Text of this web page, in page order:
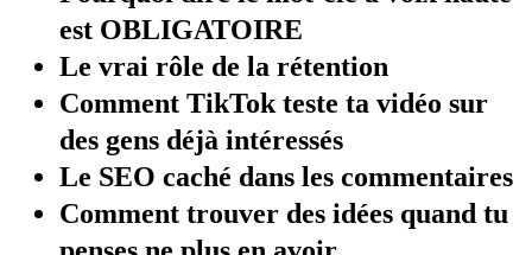
est OBLIGATOIRE
Le vrai rôle de la rétention
Comment TikTok teste ta vidéo sur
des gens déjà intéressés
Le SEO caché dans les commentaires
Comment trouver des idées quand tu